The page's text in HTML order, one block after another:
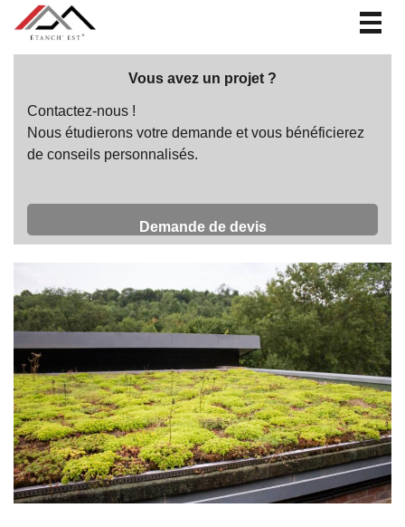
Vous avez un projet ?
Contactez-nous !
Nous étudierons votre demande et vous bénéficierez
de conseils personnalisés.
Demande de devis